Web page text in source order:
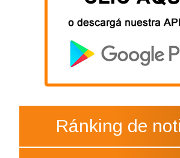
Ránking de